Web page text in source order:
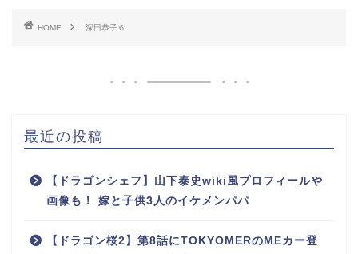
HOME 深田恭子６
最近の投稿
【ドラゴンシェフ】山下泰史wiki風プロフィールや
画像も！ 嫁と子供3人のイケメンパパ
【ドラゴン桜2】第8話にTOKYOMERのMEカー登